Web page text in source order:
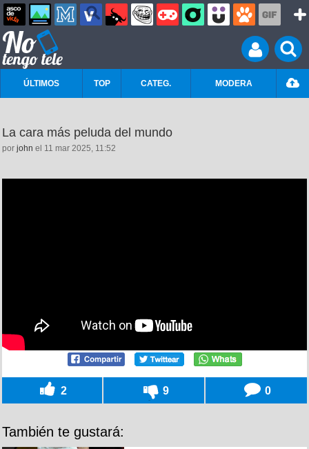
ÚLTIMOS TOP CATEG. MODERA
La cara más peluda del mundo
por john el 11 mar 2025, 11:52
2 9 0
También te gustará: